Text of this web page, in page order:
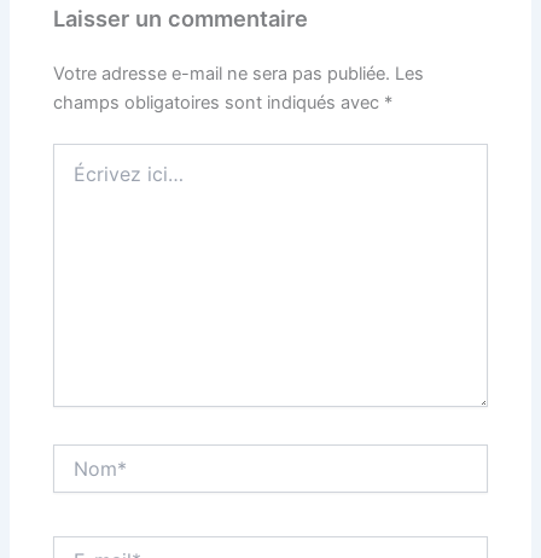
Laisser un commentaire
Votre adresse e-mail ne sera pas publiée. Les
champs obligatoires sont indiqués avec *
ici…